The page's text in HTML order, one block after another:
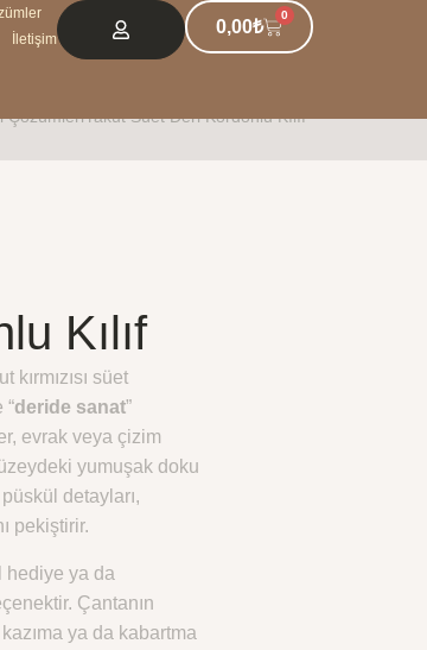
İletişim
0,00₺
0
ÇözümlerlYakut Süet Deri Kordonlu Kılıf
Kılıf
kırmızısı süet
“deride sanat”
evrak veya çizim
yumuşak doku
detayları,
pekiştirir.
hediye ya da
Çantanın
ya da kabartma